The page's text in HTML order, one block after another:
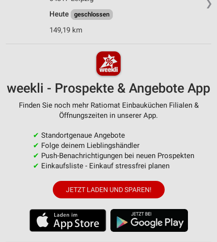
❯
Heute
geschlossen
149,19 km
weekli - Prospekte & Angebote App
Finden Sie noch mehr Ratiomat Einbauküchen Filialen &
Öffnungszeiten in unserer App.
✔ Standortgenaue Angebote
✔ Folge deinem Lieblingshändler
✔ Push-Benachrichtigungen bei neuen Prospekten
✔ Einkaufsliste - Einkauf stressfrei planen
JETZT LADEN UND SPAREN!